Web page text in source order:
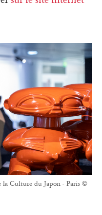
la Culture du Japon - Paris ©